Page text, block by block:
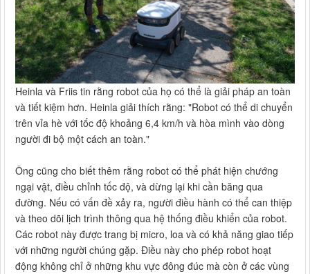
Heinla và Friis tin rằng robot của họ có thể là giải pháp an toàn
và tiết kiệm hơn. Heinla giải thích rằng: "Robot có thể di chuyển
trên vỉa hè với tốc độ khoảng 6,4 km/h và hòa mình vào dòng
người đi bộ một cách an toàn."
Ông cũng cho biết thêm rằng robot có thể phát hiện chướng
ngại vật, điều chỉnh tốc độ, và dừng lại khi cần băng qua
đường. Nếu có vấn đề xảy ra, người điều hành có thể can thiệp
và theo dõi lịch trình thông qua hệ thống điều khiển của robot.
Các robot này được trang bị micro, loa và có khả năng giao tiếp
với những người chúng gặp. Điều này cho phép robot hoạt
động không chỉ ở những khu vực đông đúc mà còn ở các vùng